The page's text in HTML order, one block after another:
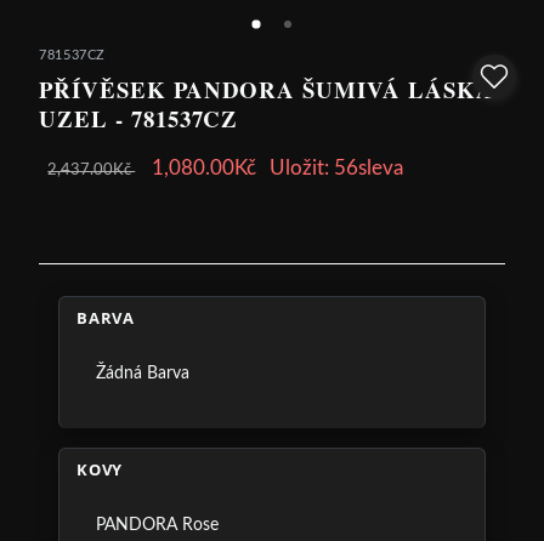
781537CZ
PŘÍVĚSEK PANDORA ŠUMIVÁ LÁSKA
UZEL - 781537CZ
2,437.00Kč 1,080.00Kč Uložit: 56sleva
BARVA
Žádná Barva
KOVY
PANDORA Rose